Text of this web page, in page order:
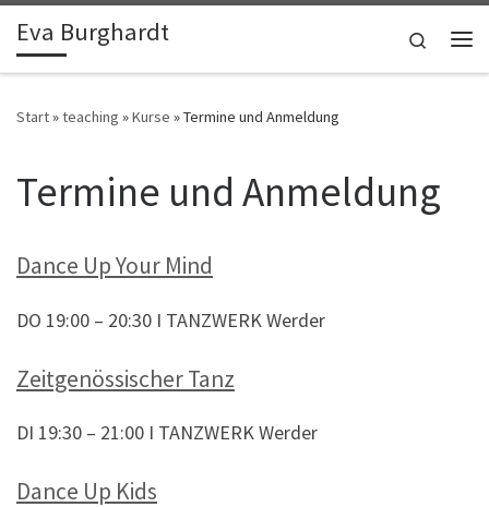
Zum Inhalt springen
Eva Burghardt
Search
Start»teaching »Kurse »Termine und Anmeldung
Termine und Anmeldung
Dance Up Your Mind
DO 19:00 – 20:30 I TANZWERK Werder
Zeitgenössischer Tanz
DI 19:30 – 21:00 I TANZWERK Werder
Dance Up Kids